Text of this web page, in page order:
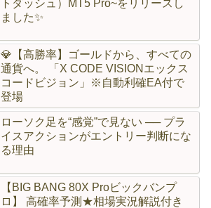
トダッシュ）MT5 Pro~をリリースし
ました✨
💎【高勝率】ゴールドから、すべての
通貨へ。 「X CODE VISIONエックス
コードビジョン」※自動利確EA付で
登場
ローソク足を“感覚”で見ない ── プラ
イスアクションがエントリー判断にな
る理由
【BIG BANG 80X Proビックバンプ
ロ】 高確率予測★相場実況解説付き